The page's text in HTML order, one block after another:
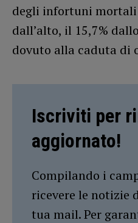
degli infortuni mortali
dall’alto, il 15,7%
dovuto alla caduta di
Iscriviti per
aggiornato!
Compilando i
ricevere le notizie
tua mail. Per